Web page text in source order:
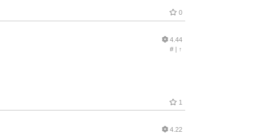
0
4.44
#| ↑
1
4.22